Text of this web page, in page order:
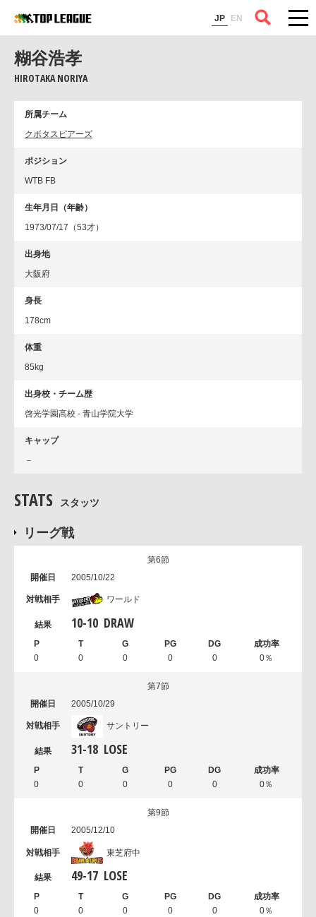
JP EN
コラム
糊谷浩孝
HIROTAKA NORIYA
所属チーム
クボタスピアーズ
ポジション
WTB FB
生年月日（年齢）
1973/07/17（53才）
出身地
大阪府
身長
178cm
体重
85kg
出身校・チーム歴
啓光学園高校 - 青山学院大学
キャップ
－
STATS スタッツ
リーグ戦
第6節
2005/10/22
ワールド
10-10 DRAW
0 0 0 0 0 0％
第7節
2005/10/29
サントリー
31-18 LOSE
0 0 0 0 0 0％
第9節
2005/12/10
東芝府中
49-17 LOSE
0 0 0 0 0 0％